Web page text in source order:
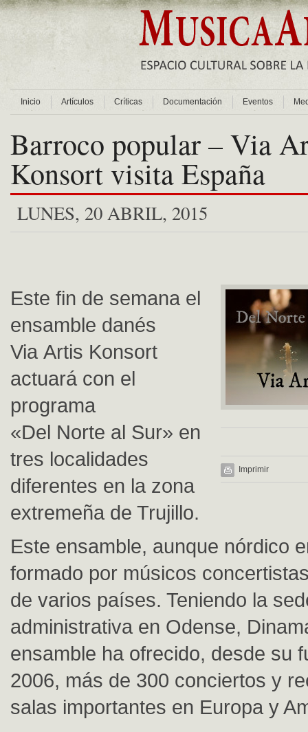
Inicio Artículos Críticas Documentación Eventos
Barroco popular – Via
Konsort visita España
LUNES, 20 ABRIL, 2015
Imprimir
Este fin de semana el
ensamble danés
Via Artis Konsort
actuará con el
programa
«Del Norte al Sur» en
tres localidades
diferentes en la zona
extremeña de Trujillo.
Este ensamble, aunque nórdico
formado por músicos
de varios países. Teniendo la
administrativa en Odense,
ensamble ha ofrecido, desde su
2006, más de 300 conciertos y
salas importantes en Europa y